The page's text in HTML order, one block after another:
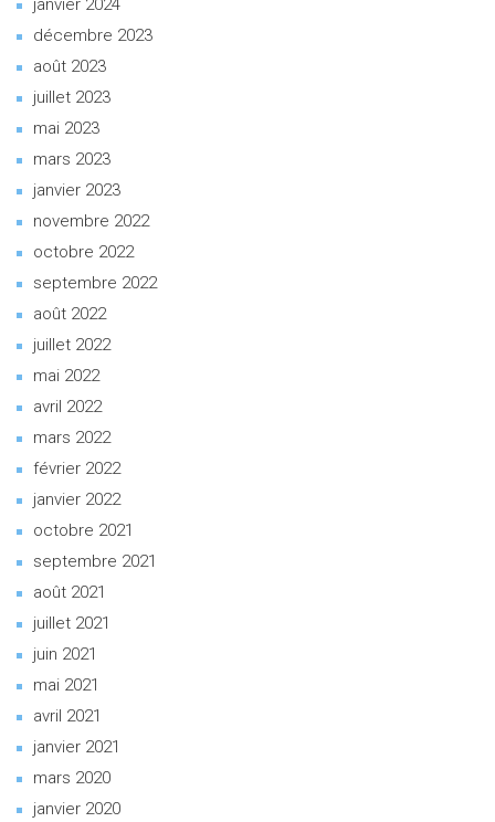
janvier 2024
décembre 2023
août 2023
juillet 2023
mai 2023
mars 2023
janvier 2023
novembre 2022
octobre 2022
septembre 2022
août 2022
juillet 2022
mai 2022
avril 2022
mars 2022
février 2022
janvier 2022
octobre 2021
septembre 2021
août 2021
juillet 2021
juin 2021
mai 2021
avril 2021
janvier 2021
mars 2020
janvier 2020